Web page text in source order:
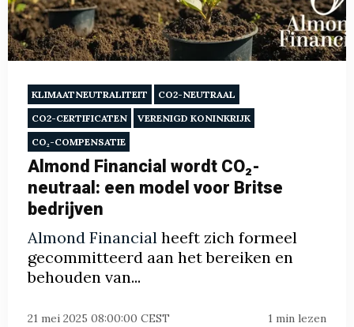
KLIMAATNEUTRALITEIT
CO2-NEUTRAAL
CO2-CERTIFICATEN
VERENIGD KONINKRIJK
CO₂-COMPENSATIE
Almond Financial wordt CO₂-
neutraal: een model voor Britse
bedrijven
Almond Financial heeft zich formeel
gecommitteerd aan het bereiken en
behouden van...
21 mei 2025 08:00:00 CEST 1 min lezen